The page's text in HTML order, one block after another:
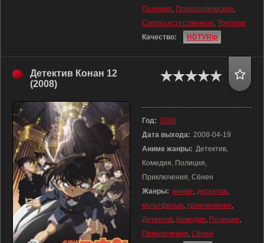
Полиция, Психологическое,
Сверхъестественное, Триллер
Качество:
HDTVRip
Детектив Конан 12
(2008)
Год: 2008
Дата выхода: 2008-04-19
Аниме жанры: Детектив,
Комедия, Полиция,
Приключения, Сёнен
Жанры: аниме, детектив,
мультфильм, приключения,
Детектив, Комедия, Полиция,
Приключения, Сёнен